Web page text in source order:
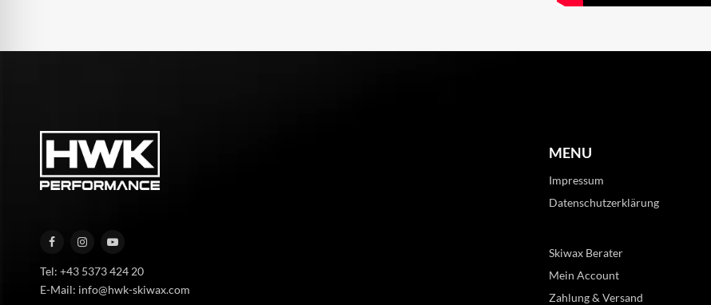
Tel: +43 5373 424 20
E-Mail: info@hwk-skiwax.com
MENU
Impressum
Datenschutzerklärung
Skiwax Berater
Mein Account
Zahlung & Versand